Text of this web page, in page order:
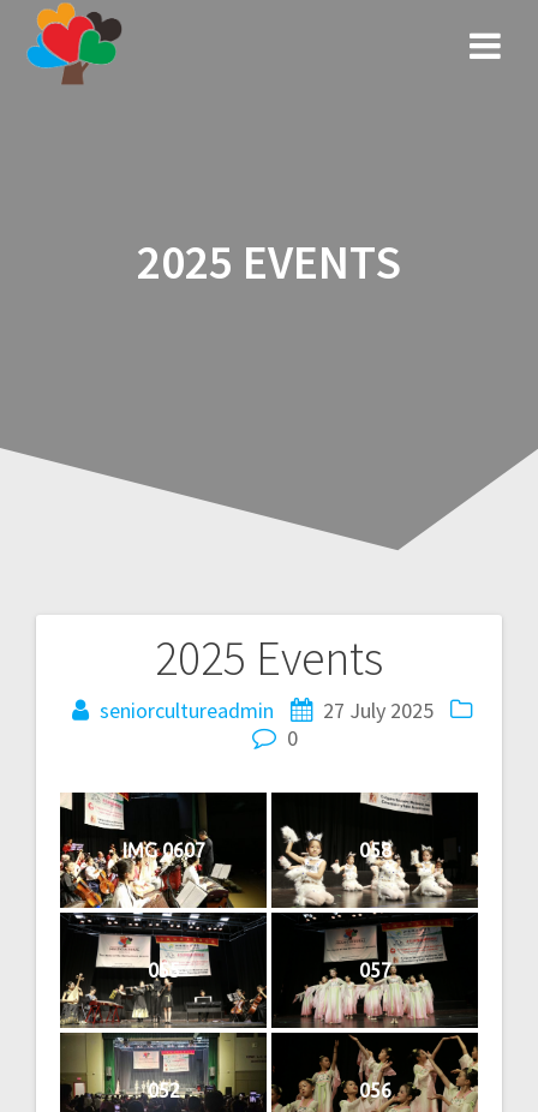
2025 EVENTS
2025 Events
seniorcultureadmin
27 July 2025
0
IMG 0607 058
055 057
052 056
navigation